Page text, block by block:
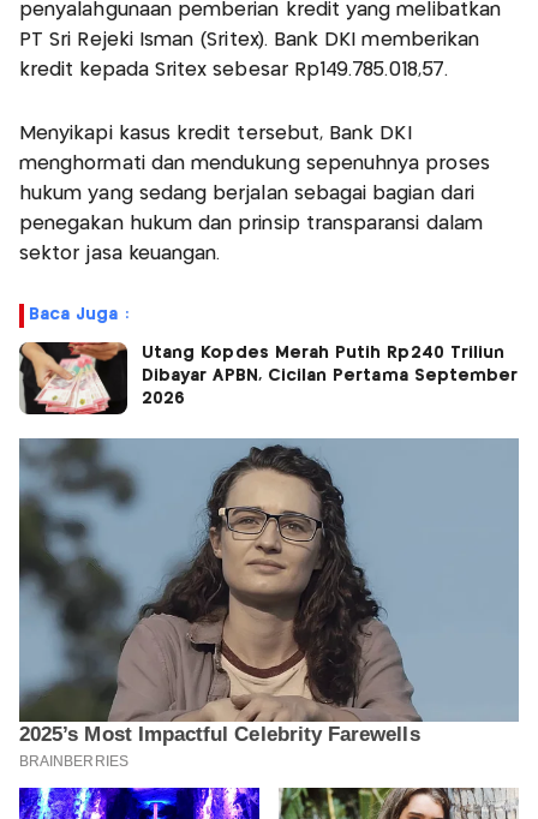
penyalahgunaan pemberian kredit yang melibatkan
PT Sri Rejeki Isman (Sritex). Bank DKI memberikan
kredit kepada Sritex sebesar Rp149.785.018,57.
Menyikapi kasus kredit tersebut, Bank DKI
menghormati dan mendukung sepenuhnya proses
hukum yang sedang berjalan sebagai bagian dari
penegakan hukum dan prinsip transparansi dalam
sektor jasa keuangan.
Baca Juga :
Utang Kopdes Merah Putih Rp240 Triliun
Dibayar APBN, Cicilan Pertama September
2026